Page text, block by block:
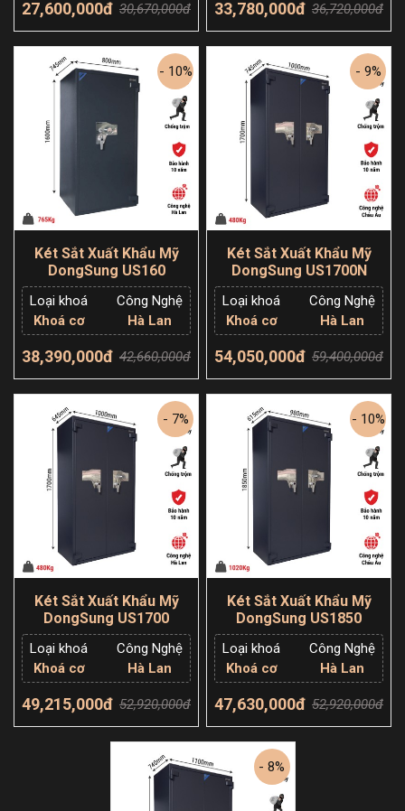
27,600,000đ 30,670,000đ
Thêm giỏ hàng
33,780,000đ 36,720,000đ
Thêm giỏ hàng
- 10%
Két Sắt Xuất Khẩu Mỹ
DongSung US160
Loại khoá
Khoá cơ
Công Nghệ
Hà Lan
38,390,000đ 42,660,000đ
Thêm giỏ hàng
- 9%
Két Sắt Xuất Khẩu Mỹ
DongSung US1700N
Loại khoá
Khoá cơ
Công Nghệ
Hà Lan
54,050,000đ 59,400,000đ
Thêm giỏ hàng
- 7%
Két Sắt Xuất Khẩu Mỹ
DongSung US1700
Loại khoá
Khoá cơ
Công Nghệ
Hà Lan
49,215,000đ 52,920,000đ
Thêm giỏ hàng
- 10%
Két Sắt Xuất Khẩu Mỹ
DongSung US1850
Loại khoá
Khoá cơ
Công Nghệ
Hà Lan
47,630,000đ 52,920,000đ
Thêm giỏ hàng
- 8%